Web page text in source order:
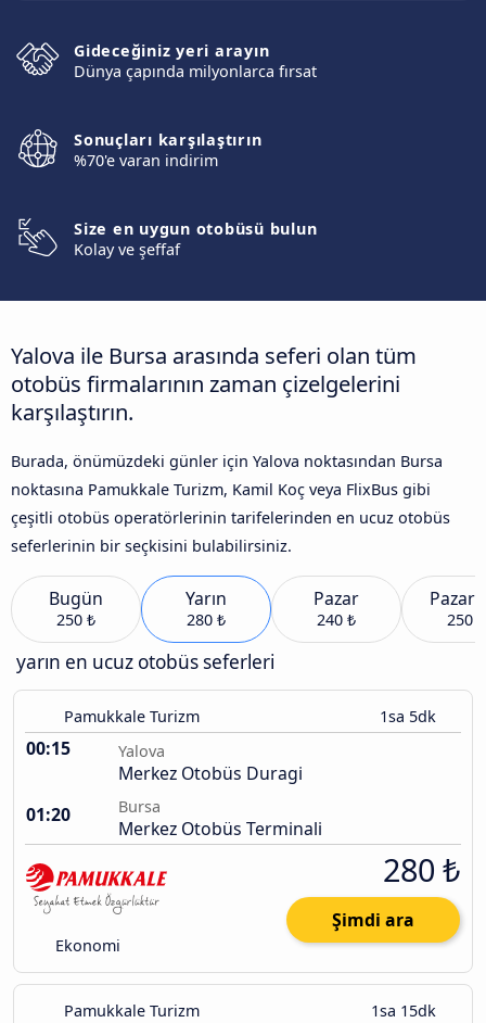
Gideceğiniz yeri arayın
Dünya çapında milyonlarca fırsat
Sonuçları karşılaştırın
%70'e varan indirim
Size en uygun otobüsü bulun
Kolay ve şeffaf
Yalova ile Bursa arasında seferi olan tüm
otobüs firmalarının zaman çizelgelerini
karşılaştırın.
Burada, önümüzdeki günler için Yalova noktasından Bursa
noktasına Pamukkale Turizm, Kamil Koç veya FlixBus gibi
çeşitli otobüs operatörlerinin tarifelerinden en ucuz otobüs
seferlerinin bir seçkisini bulabilirsiniz.
Bugün
250 ₺
Yarın
280 ₺
Pazar
240 ₺ 250 ₺
yarın en ucuz otobüs seferleri
Pamukkale Turizm 1sa 5dk
00:15 Yalova
Merkez Otobüs Duragi
01:20
Bursa
Merkez Otobüs Terminali
Ekonomi
280 ₺
Şimdi ara
Pamukkale Turizm 1sa 15dk